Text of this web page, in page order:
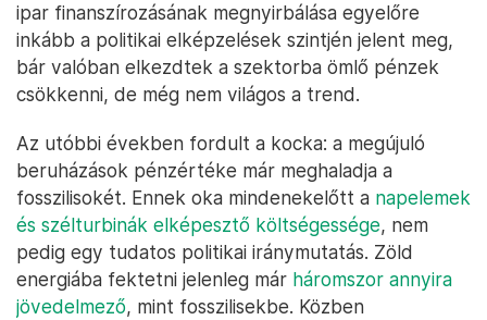
ipar finanszírozásának megnyirbálása egyelőre
inkább a politikai elképzelések szintjén jelent meg,
bár valóban elkezdtek a szektorba ömlő pénzek
csökkenni, de még nem világos a trend.
Az utóbbi években fordult a kocka: a megújuló
beruházások pénzértéke már meghaladja a
fosszilisokét. Ennek oka mindenekelőtt a napelemek
és szélturbinák elképesztő költségessége, nem
pedig egy tudatos politikai iránymutatás. Zöld
energiába fektetni jelenleg már háromszor annyira
jövedelmező, mint fosszilisekbe. Közben